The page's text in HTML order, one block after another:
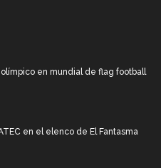
en mundial de flag football
en el elenco de El Fantasma